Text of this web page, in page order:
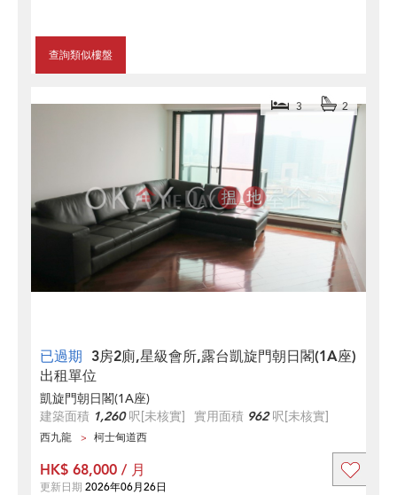
查詢類似樓盤
已過期 3房2廁,星級會所,露台凱旋門朝日閣(1A座)
出租單位
3 2
凱旋門朝日閣(1A座)
建築面積 1,260呎[未核實] 實用面積 962呎[未核實]
西九龍 柯士甸道西
HK$ 68,000 / 月
更新日期 2026年06月26日